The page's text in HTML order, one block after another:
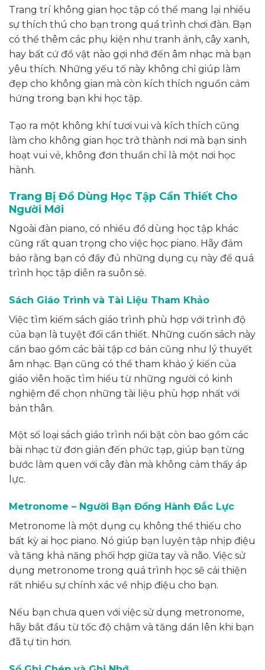
Trang trí không gian học tập có thể mang lại nhiều
sự thích thú cho bạn trong quá trình chơi đàn. Bạn
có thể thêm các phụ kiện như tranh ảnh, cây xanh,
hay bất cứ đồ vật nào gợi nhớ đến âm nhạc mà bạn
yêu thích. Những yếu tố này không chỉ giúp làm
đẹp cho không gian mà còn kích thích nguồn cảm
hứng trong bạn khi học tập.
Tạo ra một không khí tươi vui và kích thích cũng
làm cho không gian học trở thành nơi mà bạn sinh
hoạt vui vẻ, không đơn thuần chỉ là một nơi học
hành.
Trang Bị Đồ Dùng Học Tập Cần Thiết Cho
Người Mới
Ngoài đàn piano, có nhiều đồ dùng học tập khác
cũng rất quan trọng cho việc học piano. Hãy đảm
bảo rằng bạn có đầy đủ những dụng cụ này để quá
trình học tập diễn ra suôn sẻ.
Sách Giáo Trình và Tài Liệu Tham Khảo
Việc tìm kiếm sách giáo trình phù hợp với trình độ
của bạn là tuyệt đối cần thiết. Những cuốn sách này
cần bao gồm các bài tập cơ bản cũng như lý thuyết
âm nhạc. Bạn cũng có thể tham khảo ý kiến của
giáo viên hoặc tìm hiểu từ những người có kinh
nghiệm để chọn những tài liệu phù hợp nhất với
bản thân.
Một số loại sách giáo trình nổi bật còn bao gồm các
bài nhạc từ đơn giản đến phức tạp, giúp bạn từng
bước làm quen với cây đàn mà không cảm thấy áp
lực.
Metronome – Người Bạn Đồng Hành Đắc Lực
Metronome là một dụng cụ không thể thiếu cho
bất kỳ ai học piano. Nó giúp bạn luyện tập nhịp điệu
và tăng khả năng phối hợp giữa tay và não. Việc sử
dụng metronome trong quá trình học sẽ cải thiện
rất nhiều sự chính xác về nhịp điệu cho bạn.
Nếu bạn chưa quen với việc sử dụng metronome,
hãy bắt đầu từ tốc độ chậm và tăng dần lên khi bạn
đã tự tin hơn.